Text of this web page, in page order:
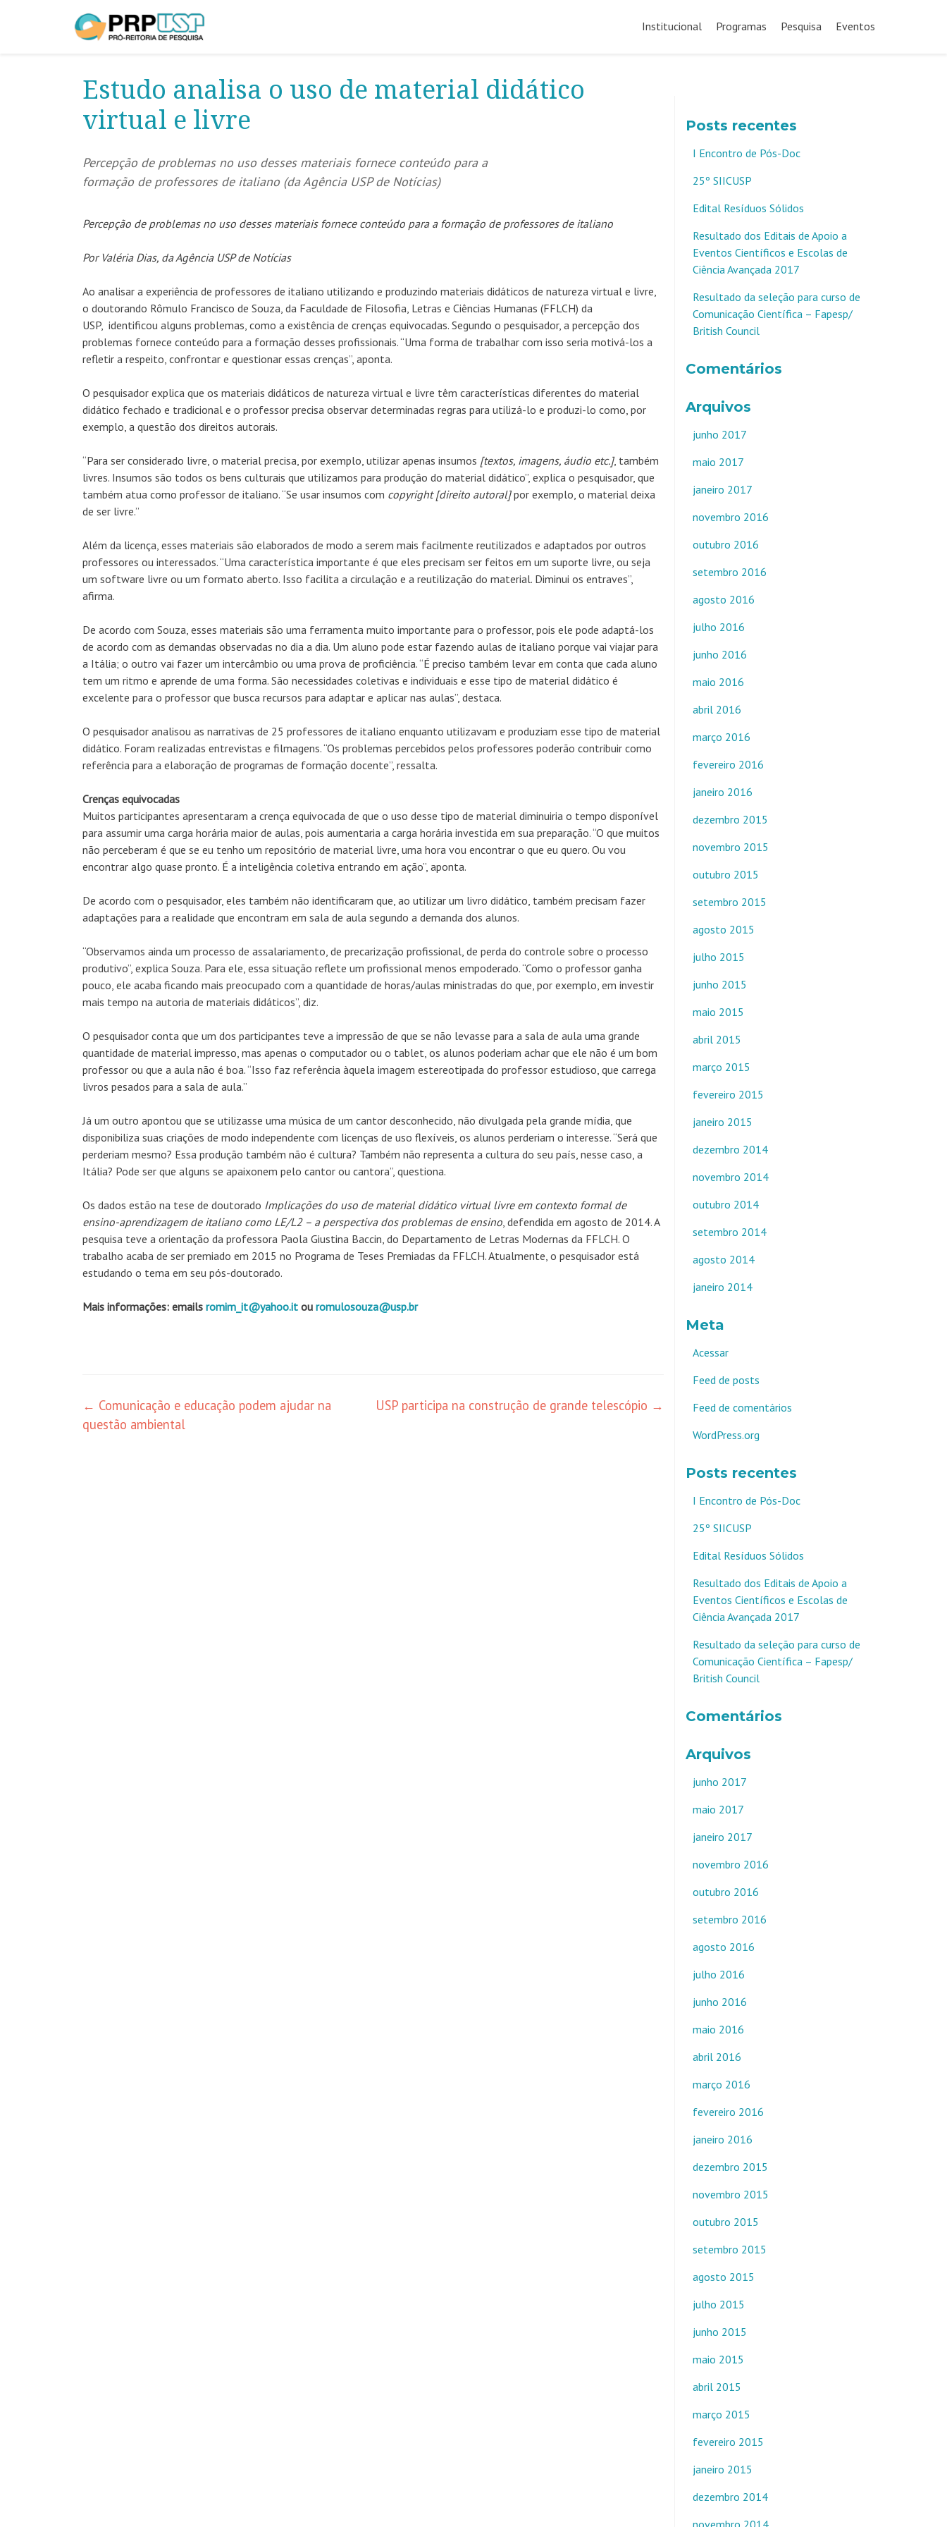
para
Institucional Programas Pesquisa Eventos
Estudo analisa o uso de material didático
virtual e livre
Percepção de problemas no uso desses materiais fornece conteúdo para a
formação de professores de italiano (da Agência USP de Notícias)
Percepção de problemas no uso desses materiais fornece conteúdo para a formação de professores de italiano
Por Valéria Dias, da Agência USP de Notícias
Ao analisar a experiência de professores de italiano utilizando e produzindo materiais didáticos de natureza virtual e livre,
o doutorando Rômulo Francisco de Souza, da Faculdade de Filosofia, Letras e Ciências Humanas (FFLCH) da
USP, identificou alguns problemas, como a existência de crenças equivocadas. Segundo o pesquisador, a percepção dos
problemas fornece conteúdo para a formação desses profissionais. “Uma forma de trabalhar com isso seria motivá-los a
refletir a respeito, confrontar e questionar essas crenças”, aponta.
O pesquisador explica que os materiais didáticos de natureza virtual e livre têm características diferentes do material
didático fechado e tradicional e o professor precisa observar determinadas regras para utilizá-lo e produzi-lo como, por
exemplo, a questão dos direitos autorais.
“Para ser considerado livre, o material precisa, por exemplo, utilizar apenas insumos [textos, imagens, áudio etc.], também
livres. Insumos são todos os bens culturais que utilizamos para produção do material didático”, explica o pesquisador, que
também atua como professor de italiano. “Se usar insumos com copyright [direito autoral]por exemplo, o material deixa
de ser livre.”
Além da licença, esses materiais são elaborados de modo a serem mais facilmente reutilizados e adaptados por outros
professores ou interessados. “Uma característica importante é que eles precisam ser feitos em um suporte livre, ou seja
um software livre ou um formato aberto. Isso facilita a circulação e a reutilização do material. Diminui os entraves”,
afirma.
De acordo com Souza, esses materiais são uma ferramenta muito importante para o professor, pois ele pode adaptá-los
de acordo com as demandas observadas no dia a dia. Um aluno pode estar fazendo aulas de italiano porque vai viajar para
a Itália; o outro vai fazer um intercâmbio ou uma prova de proficiência. “É preciso também levar em conta que cada aluno
tem um ritmo e aprende de uma forma. São necessidades coletivas e individuais e esse tipo de material didático é
excelente para o professor que busca recursos para adaptar e aplicar nas aulas”, destaca.
O pesquisador analisou as narrativas de 25 professores de italiano enquanto utilizavam e produziam esse tipo de material
didático. Foram realizadas entrevistas e filmagens. “Os problemas percebidos pelos professores poderão contribuir como
referência para a elaboração de programas de formação docente”, ressalta.
Crenças equivocadas
Muitos participantes apresentaram a crença equivocada de que o uso desse tipo de material diminuiria o tempo disponível
para assumir uma carga horária maior de aulas, pois aumentaria a carga horária investida em sua preparação. “O que muitos
não perceberam é que se eu tenho um repositório de material livre, uma hora vou encontrar o que eu quero. Ou vou
encontrar algo quase pronto. É a inteligência coletiva entrando em ação”, aponta.
De acordo com o pesquisador, eles também não identificaram que, ao utilizar um livro didático, também precisam fazer
adaptações para a realidade que encontram em sala de aula segundo a demanda dos alunos.
“Observamos ainda um processo de assalariamento, de precarização profissional, de perda do controle sobre o processo
produtivo”, explica Souza. Para ele, essa situação reflete um profissional menos empoderado. “Como o professor ganha
pouco, ele acaba ficando mais preocupado com a quantidade de horas/aulas ministradas do que, por exemplo, em investir
mais tempo na autoria de materiais didáticos”, diz.
O pesquisador conta que um dos participantes teve a impressão de que se não levasse para a sala de aula uma grande
quantidade de material impresso, mas apenas o computador ou o tablet, os alunos poderiam achar que ele não é um bom
professor ou que a aula não é boa. “Isso faz referência àquela imagem estereotipada do professor estudioso, que carrega
livros pesados para a sala de aula.”
Já um outro apontou que se utilizasse uma música de um cantor desconhecido, não divulgada pela grande mídia, que
disponibiliza suas criações de modo independente com licenças de uso flexíveis, os alunos perderiam o interesse. “Será que
perderiam mesmo? Essa produção também não é cultura? Também não representa a cultura do seu país, nesse caso, a
Itália? Pode ser que alguns se apaixonem pelo cantor ou cantora”, questiona.
Os dados estão na tese de doutorado Implicações do uso de material didático virtual livre em contexto formal de
ensino-aprendizagem de italiano como LE/L2 – a perspectiva dos problemas de ensino, defendida em agosto de 2014. A
pesquisa teve a orientação da professora Paola Giustina Baccin, do Departamento de Letras Modernas da FFLCH. O
trabalho acaba de ser premiado em 2015 no Programa de Teses Premiadas da FFLCH. Atualmente, o pesquisador está
estudando o tema em seu pós-doutorado.
Mais informações: emails romim_it@yahoo.it ou romulosouza@usp.br
Navegação
de
← Comunicação e educação podem ajudar na
questão ambiental
USP participa na construção de grande telescópio →
Posts recentes
I Encontro de Pós-Doc
25º SIICUSP
Edital Resíduos Sólidos
Resultado dos Editais de Apoio a
Eventos Científicos e Escolas de
Ciência Avançada 2017
Resultado da seleção para curso de
Comunicação Científica – Fapesp/
British Council
Comentários
Arquivos
junho 2017
maio 2017
janeiro 2017
novembro 2016
outubro 2016
setembro 2016
agosto 2016
julho 2016
junho 2016
maio 2016
abril 2016
março 2016
fevereiro 2016
janeiro 2016
dezembro 2015
novembro 2015
outubro 2015
setembro 2015
agosto 2015
julho 2015
junho 2015
maio 2015
abril 2015
março 2015
fevereiro 2015
janeiro 2015
dezembro 2014
novembro 2014
outubro 2014
setembro 2014
agosto 2014
janeiro 2014
Meta
Acessar
Feed de posts
Feed de comentários
WordPress.org
Posts recentes
I Encontro de Pós-Doc
25º SIICUSP
Edital Resíduos Sólidos
Resultado dos Editais de Apoio a
Eventos Científicos e Escolas de
Ciência Avançada 2017
Resultado da seleção para curso de
Comunicação Científica – Fapesp/
British Council
Comentários
Arquivos
junho 2017
maio 2017
janeiro 2017
novembro 2016
outubro 2016
setembro 2016
agosto 2016
julho 2016
junho 2016
maio 2016
abril 2016
março 2016
fevereiro 2016
janeiro 2016
dezembro 2015
novembro 2015
outubro 2015
setembro 2015
agosto 2015
julho 2015
junho 2015
maio 2015
abril 2015
março 2015
fevereiro 2015
janeiro 2015
dezembro 2014
novembro 2014